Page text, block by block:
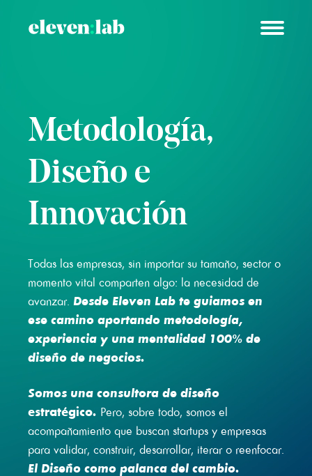
Metodología,
Diseño e
Innovación
Todas las empresas, sin importar su tamaño, sector o
momento vital comparten algo: la necesidad de
avanzar. Desde Eleven Lab te guiamos en
ese camino aportando metodología,
experiencia y una mentalidad 100% de
diseño de negocios.
Somos una consultora de diseño
estratégico. Pero, sobre todo, somos el
acompañamiento que buscan startups y empresas
para validar, construir, desarrollar, iterar o reenfocar.
El Diseño como palanca del cambio.